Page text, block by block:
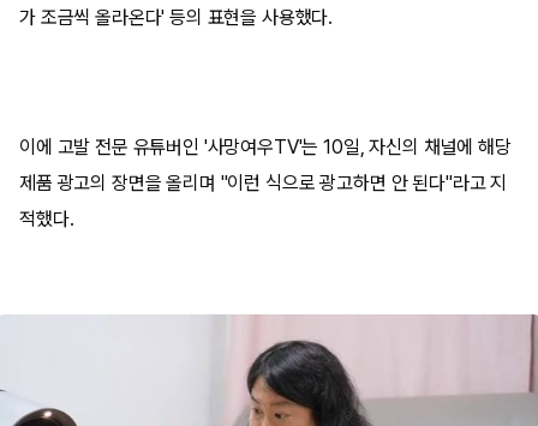
가 조금씩 올라온다' 등의 표현을 사용했다.
이에 고발 전문 유튜버인 '사망여우TV'는 10일, 자신의 채널에 해당
제품 광고의 장면을 올리며 "이런 식으로 광고하면 안 된다"라고 지
적했다.